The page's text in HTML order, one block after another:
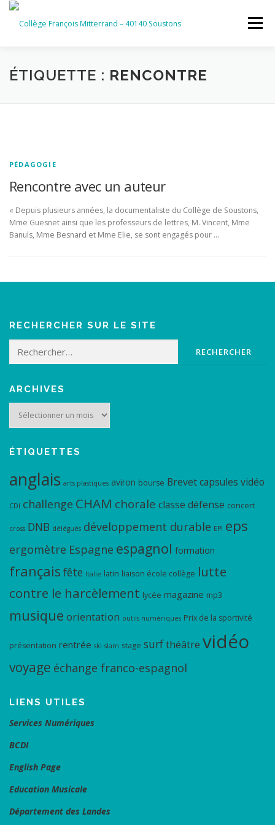
Aller
contenu
Menu
ACCUEIL RUBRIQUES
INSTANCES ET PARTENAIRES
ÉTIQUETTE : RENCONTRE
PÉDAGOGIE
Rencontre avec un auteur
« Depuis plusieurs années, la documentaliste du Collège de Soustons,
Mme Guesnet ainsi que les professeurs de lettres, M. Vincent, Mme
Banuls, Mme Besnard et Mme Elie, se sont engagés pour …
RECHERCHER SUR LE SITE
Rechercher :
ARCHIVES
ÉTIQUETTES
anglais arts plastiques aviron bourse Brevetcapsules vidéo
CDI challenge CHAM chorale classe défense concert
cross DNB délégués développement durable EPI eps
ergomètre Espagne espagnol formation
français fête Italie latin liaison école collège lutte
contre le harcèlement lycée magazine mp3
musique orientation outils numériques Prix de la sportivité
présentation rentrée ski slam stage surfthéâtre vidéo
voyage échange franco-espagnol
LIENS UTILES
Services Numériques
BCDI
English Page
Education Musicale
Département des Landes